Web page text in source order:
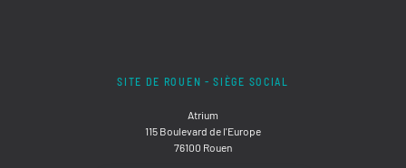
SITE DE ROUEN - SIÈGE SOCIAL
Atrium
115 Boulevard de l'Europe
76100 Rouen